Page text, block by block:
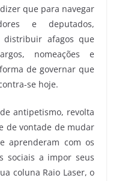
que para navegar
e deputados,
afagos que
nomeações e
de governar que
se hoje.
antipetismo, revolta
de vontade de mudar
aprenderam com os
sociais a impor seus
coluna Raio Laser, o